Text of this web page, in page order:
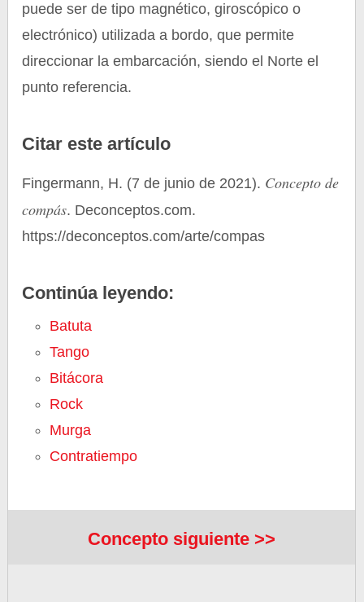
puede ser de tipo magnético, giroscópico o
electrónico) utilizada a bordo, que permite
direccionar la embarcación, siendo el Norte el
punto referencia.
Citar este artículo
Fingermann, H. (7 de junio de 2021). Concepto de
compás. Deconceptos.com.
https://deconceptos.com/arte/compas
Continúa leyendo:
Batuta
Tango
Bitácora
Rock
Murga
Contratiempo
Concepto siguiente >>